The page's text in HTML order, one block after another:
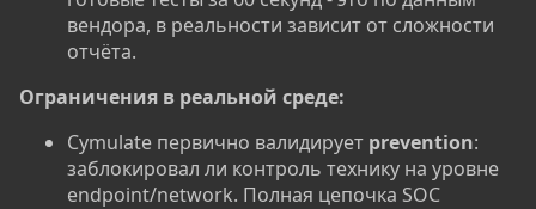
вендора, в реальности зависит от сложности
отчёта.
Ограничения в реальной среде:
Cymulate первично валидирует prevention:
заблокировал ли контроль технику на уровне
endpoint/network. Полная цепочка SOC